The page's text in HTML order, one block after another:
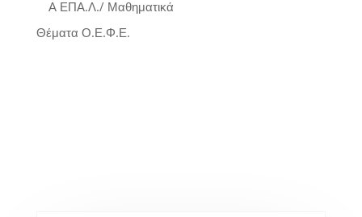
Α ΕΠΑ.Λ./ Μαθηματικά
Θέματα Ο.Ε.Φ.Ε.